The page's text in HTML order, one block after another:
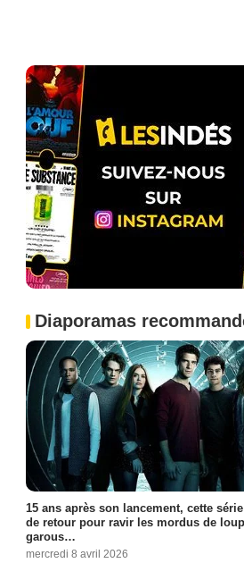
Diaporamas
15 ans après son lancement, cette
de retour pour ravir les mordus de
garous…
mercredi 8 avril 2026